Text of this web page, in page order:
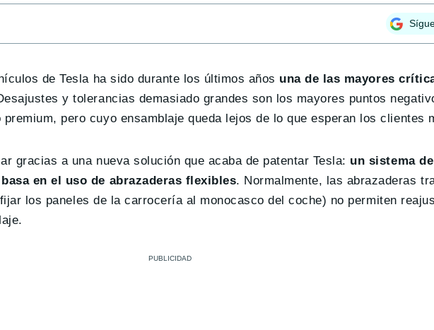
de Tesla ha sido durante los últimos años una de las mayores
y tolerancias demasiado grandes son los mayores puntos
pero cuyo ensamblaje queda lejos de lo que esperan los clientes
gracias a una nueva solución que acaba de patentar Tesla: un sistema
en el uso de abrazaderas flexibles. Normalmente, las abrazaderas
los paneles de la carrocería al monocasco del coche) no permiten